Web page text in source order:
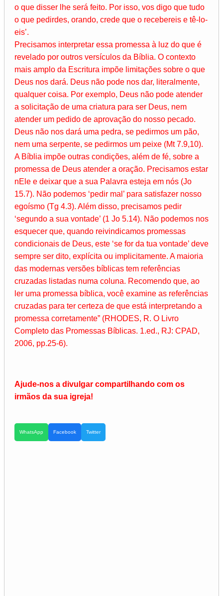
o que disser lhe será feito. Por isso, vos digo que tudo
o que pedirdes, orando, crede que o recebereis e tê-lo-
eis’.
Precisamos interpretar essa promessa à luz do que é
revelado por outros versículos da Bíblia. O contexto
mais amplo da Escritura impõe limitações sobre o que
Deus nos dará. Deus não pode nos dar, literalmente,
qualquer coisa. Por exemplo, Deus não pode atender
a solicitação de uma criatura para ser Deus, nem
atender um pedido de aprovação do nosso pecado.
Deus não nos dará uma pedra, se pedirmos um pão,
nem uma serpente, se pedirmos um peixe (Mt 7.9,10).
A Bíblia impõe outras condições, além de fé, sobre a
promessa de Deus atender a oração. Precisamos estar
nEle e deixar que a sua Palavra esteja em nós (Jo
15.7). Não podemos ‘pedir mal’ para satisfazer nosso
egoísmo (Tg 4.3). Além disso, precisamos pedir
‘segundo a sua vontade’ (1 Jo 5.14). Não podemos nos
esquecer que, quando reivindicamos promessas
condicionais de Deus, este ‘se for da tua vontade’ deve
sempre ser dito, explícita ou implicitamente. A maioria
das modernas versões bíblicas tem referências
cruzadas listadas numa coluna. Recomendo que, ao
ler uma promessa bíblica, você examine as referências
cruzadas para ter certeza de que está interpretando a
promessa corretamente” (RHODES, R. O Livro
Completo das Promessas Bíblicas. 1.ed., RJ: CPAD,
2006, pp.25-6).
Ajude-nos a divulgar compartilhando com os
irmãos da sua igreja!
WhatsApp Facebook Twitter